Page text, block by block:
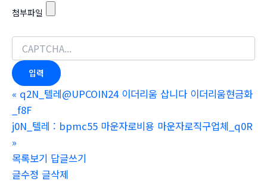
첨부파일
« q2N_텔레@UPCOIN24 이더리움 삽니다 이더리움현금화
_f8F
j0N_텔레 : bpmc55 마운자로비용 마운자로직구업체_q0R
»
목록보기 답글쓰기
글수정 글삭제